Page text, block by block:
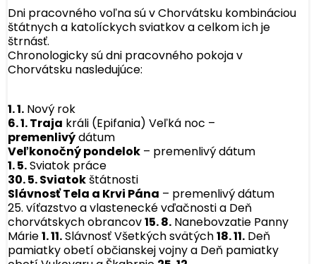
Dni pracovného voľna sú v Chorvátsku kombináciou
štátnych a katolíckych sviatkov a celkom ich je
štrnásť.
Chronologicky sú dni pracovného pokoja v
Chorvátsku nasledujúce:
1. 1. Nový rok
6. 1. Traja králi (Epifania) Veľká noc –
premenlivýdátum
Veľkonočný pondelok – premenlivý dátum
1. 5.Sviatok práce
30. 5. Sviatokštátnosti
Slávnosť Tela a Krvi Pána – premenlivý dátum
25. víťazstvo a vlastenecké vďačnosti a Deň
chorvátskych obrancov15. 8. Nanebovzatie Panny
Márie1. 11.Slávnosť Všetkých svätých18. 11. Deň
pamiatky obetí občianskej vojny a Deň pamiatky